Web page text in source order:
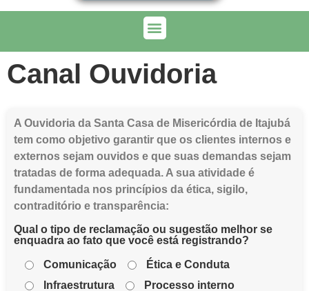
Canal Ouvidoria
A Ouvidoria da Santa Casa de Misericórdia de Itajubá
tem como objetivo garantir que os clientes internos e
externos sejam ouvidos e que suas demandas sejam
tratadas de forma adequada. A sua atividade é
fundamentada nos princípios da ética, sigilo,
contraditório e transparência:
Qual o tipo de reclamação ou sugestão melhor se
enquadra ao fato que você está registrando?
Comunicação
Ética e Conduta
Infraestrutura
Processo interno